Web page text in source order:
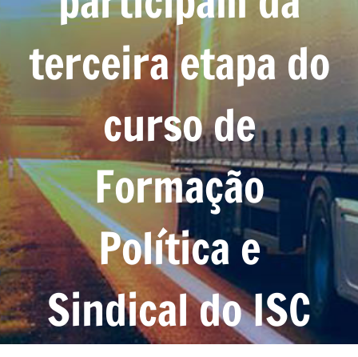
terceira etapa do
curso de
Formação
Política e
Sindical do ISC